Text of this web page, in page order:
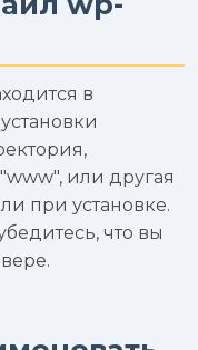
в
или другая
при установке.
что вы